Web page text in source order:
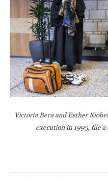
Victoria Bera and Esther
execution in 1995, file